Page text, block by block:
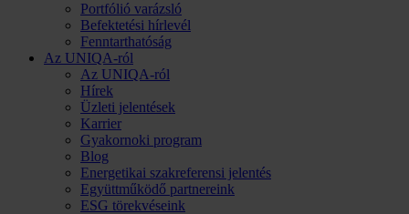
Portfólió varázsló
Befektetési hírlevél
Fenntarthatóság
Az UNIQA-ról
Az UNIQA-ról
Hírek
Üzleti jelentések
Karrier
Gyakornoki program
Blog
Energetikai szakreferensi jelentés
Együttműködő partnereink
ESG törekvéseink